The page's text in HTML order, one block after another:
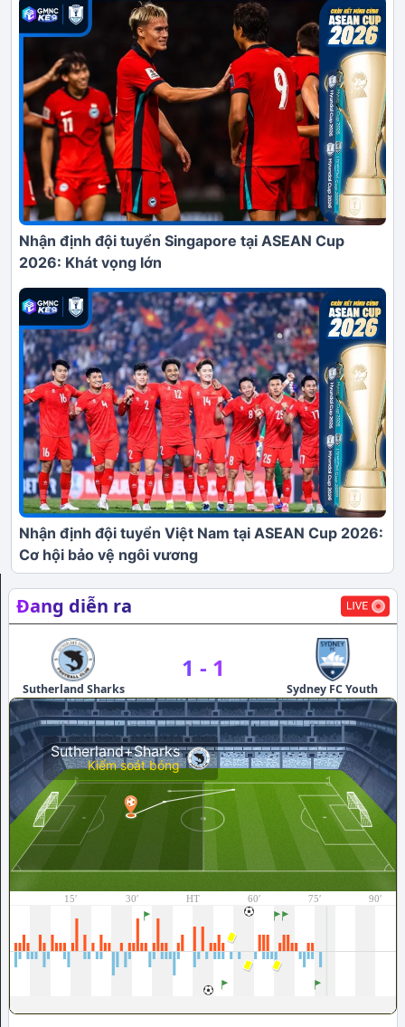
Nhận định đội tuyển Singapore tại ASEAN Cup
2026: Khát vọng lớn
Nhận định đội tuyển Việt Nam tại ASEAN Cup 2026:
Cơ hội bảo vệ ngôi vương
Đang diễn ra
Sutherland Sharks
1 - 1
Sydney FC Youth